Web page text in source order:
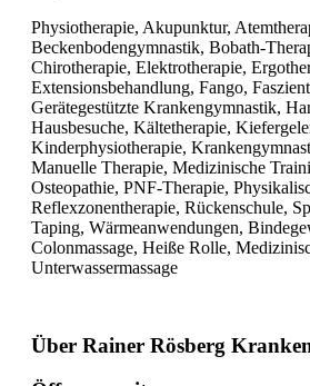
Physiotherapie, Akupunktur,
Beckenbodengymnastik, Bobath-
Chirotherapie, Elektrotherapie,
Extensionsbehandlung, Fango,
Gerätegestützte Krankengymnastik,
Hausbesuche, Kältetherapie,
Kinderphysiotherapie,
Manuelle Therapie, Medizinische
Osteopathie, PNF-Therapie,
Reflexzonentherapie, Rückenschule,
Taping, Wärmeanwendungen,
Colonmassage, Heiße Rolle,
Unterwassermassage
Über Rainer Rösberg